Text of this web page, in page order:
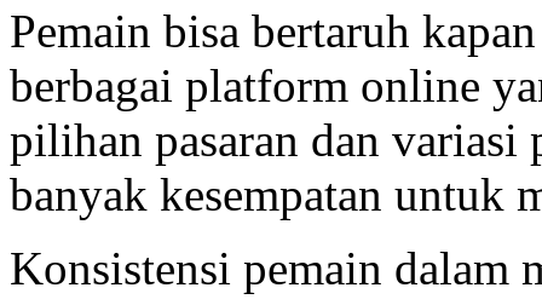
Pemain bisa bertaruh
berbagai platform online
pilihan pasaran dan
banyak kesempatan untuk
Konsistensi pemain dalam